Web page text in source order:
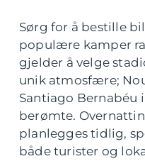
Sørg for å bestille
populære kamper
gjelder å velge
unik atmosfære;
Santiago Bernabéu
berømte.
planlegges tidlig,
både turister og